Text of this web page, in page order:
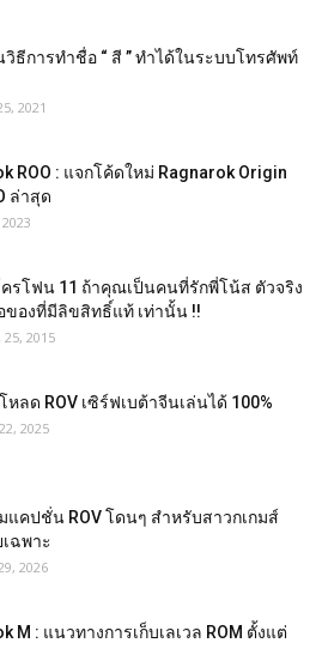
วิธีการทำชื่อ “ สี ” ทำได้ในระบบโทรศัพท์
2021
ROO : แจกโค้ดใหม่ Ragnarok Origin
ล่าสุด
ครโฟน 11 ถ้าคุณเป็นคนที่รักพี่โน้ส ตัวจริง
ของที่มีลิขสิทธิ์แท้ เท่านั้น !!
2015
หลด ROV เซิร์ฟเบต้าจีนเล่นได้ 100%
2025
แคปชั่น ROV โดนๆ สำหรับสาวกเกมส์
เฉพาะ
2026
M : แนวทางการเก็บเลเวล ROM ตั้งแต่